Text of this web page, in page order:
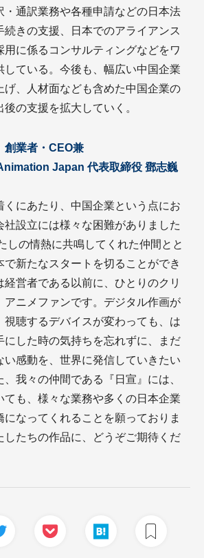
・通訳業務や各種申請などの日本法
続きの支援、日本でのアライアンス
用に係るコンサルティングなどをワ
している。今後も、幅広い中国企業
げ、人材面なども含めた中国企業の
の支援を拡大していく。
創業者・CEO兼
Japan 代表取締役 鄧志巍
くにあたり、中国企業という点にお
社設立には様々な困難がありました
しの情熱に共鳴してくれた仲間とと
で新たなスタートを切ることができ
経営者である以前に、ひとりのクリ
アニメファンです。デジタル作画が
視聴するデバイスが変わっても、は
にした時の気持ちを忘れずに、まだ
い感動を、世界に発信していきたい
我々の仲間である『日宣』には、
ても、様々な業務や多くの日本企業
になってくれることを願っておりま
したちの作品に、どうぞご期待くだ